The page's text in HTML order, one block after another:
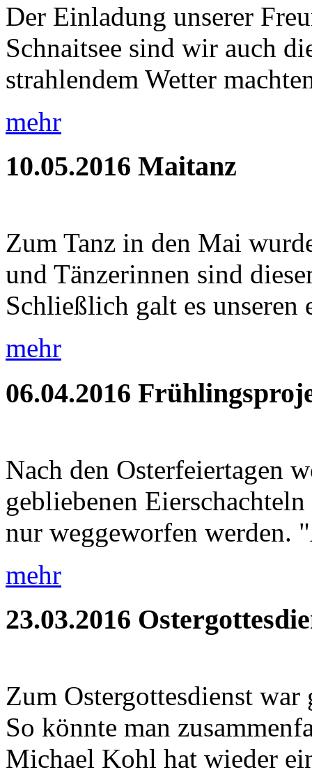
Der Einladung unserer
Schnaitsee sind wir auch
strahlendem Wetter
mehr
10.05.2016 Maitanz
Zum Tanz in den Mai
und Tänzerinnen sind
Schließlich galt es unseren
mehr
06.04.2016
Nach den Osterfeiertagen
gebliebenen
nur weggeworfen werden.
mehr
23.03.2016
Zum Ostergottesdienst
So könnte man
Michael Kohl hat wieder